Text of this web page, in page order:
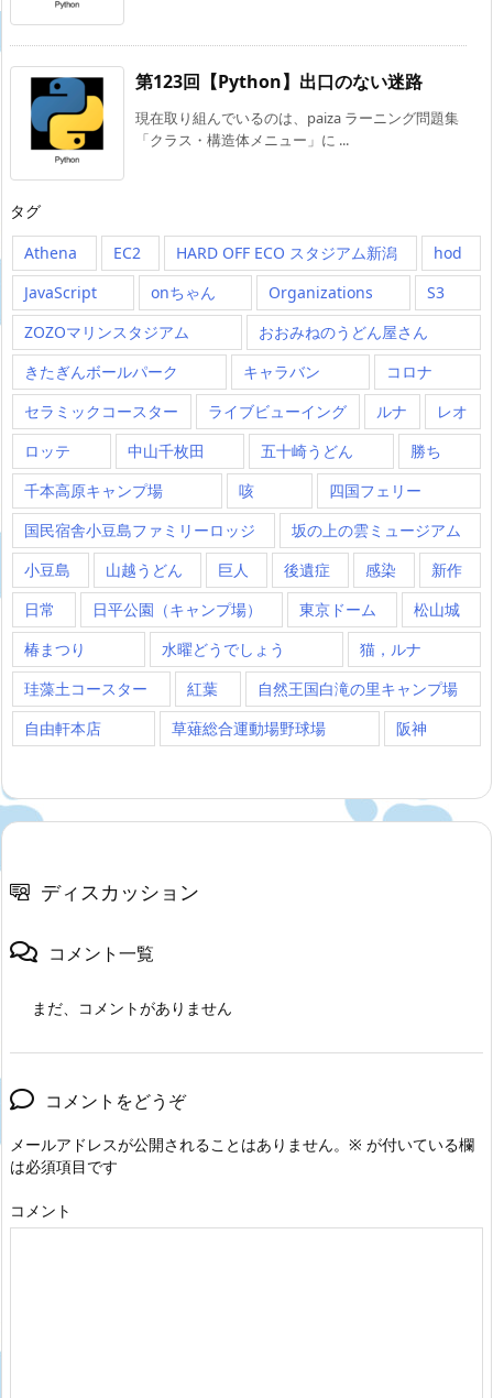
第123回【Python】出口のない迷路
現在取り組んでいるのは、paiza ラーニング問題集
「クラス・構造体メニュー」に ...
タグ
Athena
EC2 HARD OFF ECO スタジアム新潟
hod
JavaScript
onちゃん Organizations
S3
ZOZOマリンスタジアム
おおみねのうどん屋さん
きたぎんボールパーク
キャラバン
コロナ
セラミックコースター
ライブビューイング ルナ
レオ
ロッテ
中山千枚田 五十崎うどん
勝ち
千本高原キャンプ場
咳
四国フェリー
国民宿舎小豆島ファミリーロッジ
坂の上の雲ミュージアム
小豆島
山越うどん 巨人 後遺症 感染
新作
日常
日平公園（キャンプ場） 東京ドーム
松山城
椿まつり
水曜どうでしょう
猫，ルナ
珪藻土コースター
紅葉
自然王国白滝の里キャンプ場
自由軒本店
草薙総合運動場野球場 阪神
ディスカッション
コメント一覧
まだ、コメントがありません
コメントをどうぞ
メールアドレスが公開されることはありません。 ※ が付いている欄
は必須項目です
コメント